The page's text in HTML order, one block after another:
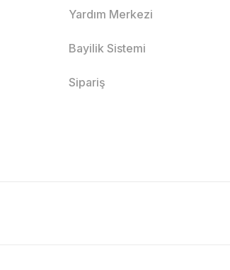
Yardım Merkezi
Bayilik Sistemi
Sipariş